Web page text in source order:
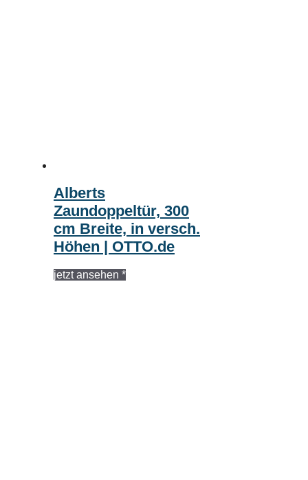
Alberts
Zaundoppeltür, 300
cm Breite, in versch.
Höhen | OTTO.de
jetzt ansehen *